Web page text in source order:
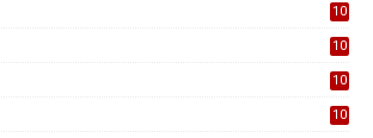
10
10
10
10